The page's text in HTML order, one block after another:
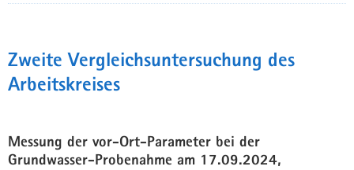
Zweite Vergleichsuntersuchung des
Arbeitskreises
Messung der vor-Ort-Parameter bei der
Grundwasser-Probenahme am 17.09.2024,